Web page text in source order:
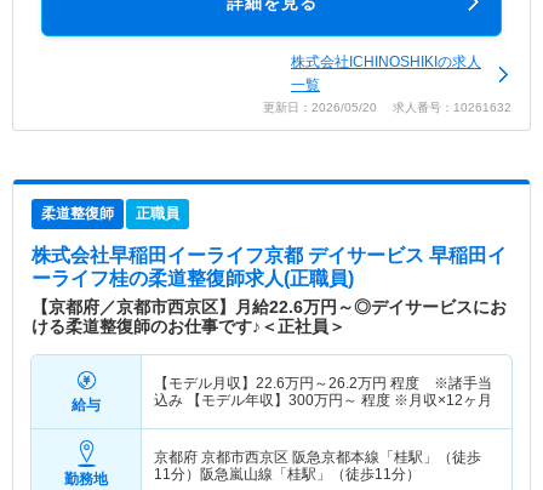
株式会社ICHINOSHIKIの求人
一覧
更新日：2026/05/20 求人番号：10261632
柔道整復師 正職員
株式会社早稲田イーライフ京都 デイサービス 早稲田イ
ーライフ桂の柔道整復師求人(正職員)
【京都府／京都市西京区】月給22.6万円～◎デイサービスにお
ける柔道整復師のお仕事です♪＜正社員＞
給与
【モデル月収】 22.6万円～26.2万円 程度 ※諸手当
込み 【モデル年収】 300万円～ 程度 ※月収×12ヶ月
勤務地
京都府 京都市西京区 阪急京都本線「桂駅」（徒歩
11分）阪急嵐山線「桂駅」（徒歩11分）